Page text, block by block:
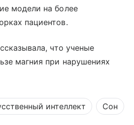
модели на более
пациентов.
что ученые
магния при нарушениях
интеллект Сон